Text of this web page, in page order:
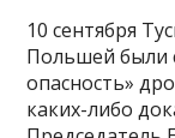
10 сентября
Польшей были
опасность»
каких-либо